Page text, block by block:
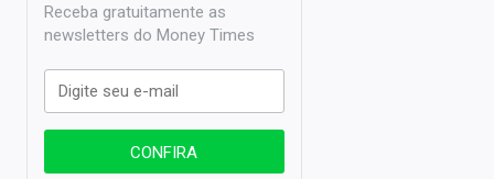
Receba gratuitamente as
newsletters do Money Times